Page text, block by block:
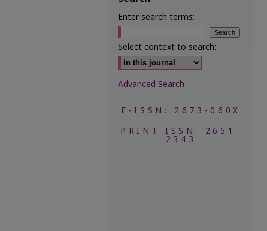
Enter search terms:
Select context to search:
Advanced Search
E-ISSN: 2673-060X
PRINT ISSN: 2651-
2343